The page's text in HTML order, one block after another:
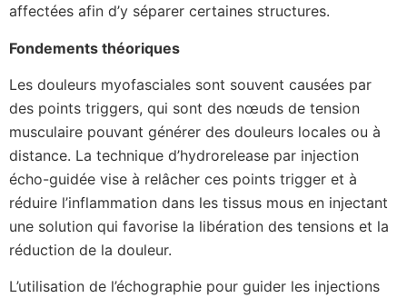
affectées afin d’y séparer certaines structures.
Fondements théoriques
Les douleurs myofasciales sont souvent causées par
des points triggers, qui sont des nœuds de tension
musculaire pouvant générer des douleurs locales ou à
distance. La technique d’hydrorelease par injection
écho-guidée vise à relâcher ces points trigger et à
réduire l’inflammation dans les tissus mous en injectant
une solution qui favorise la libération des tensions et la
réduction de la douleur.
L’utilisation de l’échographie pour guider les injections